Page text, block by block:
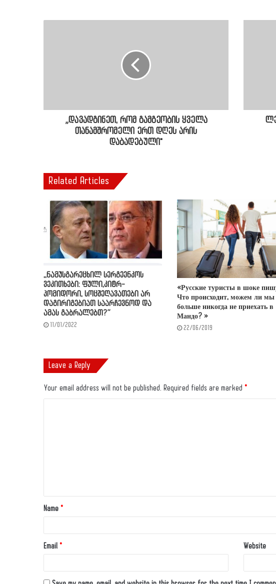
„დავადგინეთ, რომ გამგეობის ყველა
თანამშრომელი ერთ დღეს არის
დაბადებული"
Related Articles
,,ნამუსგარეცხილ სერგეენკოს
ვეკითხები: ფული,კიტრ-
პომიდორი, სოცშეღავათები არ
დაგირიგებიათ საარჩევნოდ და
ამას გაბრალებთ?”
11/01/2022
«Русские туристы в шоке
Что происходит, можем ли мы
больше никогда не приехать в
Мандо? »
22/06/2019
Leave a Reply
Your email address will not be published. Required fields are marked *
Name *
Email * Website